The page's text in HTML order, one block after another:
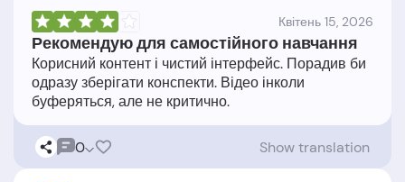
Квітень 15, 2026
Рекомендую для самостійного навчання
Корисний контент і чистий інтерфейс. Порадив би
одразу зберігати конспекти. Відео інколи
0 Show translation